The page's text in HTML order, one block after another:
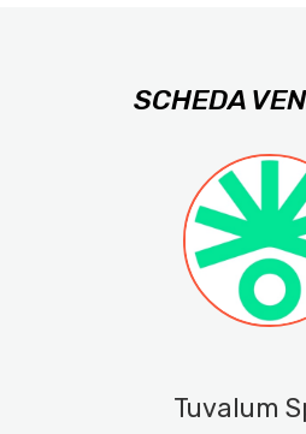
SCHEDA
Tuvalum